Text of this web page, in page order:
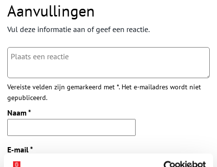
Aanvullingen
Vul deze informatie aan of geef een reactie.
Vereiste velden zijn gemarkeerd met *. Het e-mailadres wordt niet
gepubliceerd.
Naam *
E-mail*